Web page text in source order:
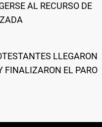
AL RECURSO DE
LLEGARON
FINALIZARON EL PARO